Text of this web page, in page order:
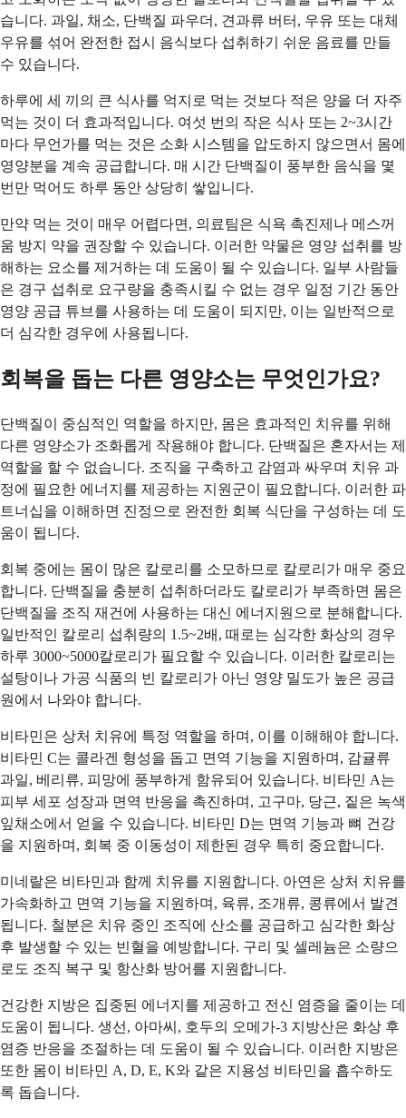
습니다. 과일, 채소, 단백질 파우더, 견과류 버터, 우유 또는 대체
우유를 섞어 완전한 접시 음식보다 섭취하기 쉬운 음료를 만들
수 있습니다.
하루에 세 끼의 큰 식사를 억지로 먹는 것보다 적은 양을 더 자주
먹는 것이 더 효과적입니다. 여섯 번의 작은 식사 또는 2~3시간
마다 무언가를 먹는 것은 소화 시스템을 압도하지 않으면서 몸에
영양분을 계속 공급합니다. 매 시간 단백질이 풍부한 음식을 몇
번만 먹어도 하루 동안 상당히 쌓입니다.
만약 먹는 것이 매우 어렵다면, 의료팀은 식욕 촉진제나 메스꺼
움 방지 약을 권장할 수 있습니다. 이러한 약물은 영양 섭취를 방
해하는 요소를 제거하는 데 도움이 될 수 있습니다. 일부 사람들
은 경구 섭취로 요구량을 충족시킬 수 없는 경우 일정 기간 동안
영양 공급 튜브를 사용하는 데 도움이 되지만, 이는 일반적으로
더 심각한 경우에 사용됩니다.
회복을 돕는 다른 영양소는 무엇인가요?
단백질이 중심적인 역할을 하지만, 몸은 효과적인 치유를 위해
다른 영양소가 조화롭게 작용해야 합니다. 단백질은 혼자서는 제
역할을 할 수 없습니다. 조직을 구축하고 감염과 싸우며 치유 과
정에 필요한 에너지를 제공하는 지원군이 필요합니다. 이러한 파
트너십을 이해하면 진정으로 완전한 회복 식단을 구성하는 데 도
움이 됩니다.
회복 중에는 몸이 많은 칼로리를 소모하므로 칼로리가 매우 중요
합니다. 단백질을 충분히 섭취하더라도 칼로리가 부족하면 몸은
단백질을 조직 재건에 사용하는 대신 에너지원으로 분해합니다.
일반적인 칼로리 섭취량의 1.5~2배, 때로는 심각한 화상의 경우
하루 3000~5000칼로리가 필요할 수 있습니다. 이러한 칼로리는
설탕이나 가공 식품의 빈 칼로리가 아닌 영양 밀도가 높은 공급
원에서 나와야 합니다.
비타민은 상처 치유에 특정 역할을 하며, 이를 이해해야 합니다.
비타민 C는 콜라겐 형성을 돕고 면역 기능을 지원하며, 감귤류
과일, 베리류, 피망에 풍부하게 함유되어 있습니다. 비타민 A는
피부 세포 성장과 면역 반응을 촉진하며, 고구마, 당근, 짙은 녹색
잎채소에서 얻을 수 있습니다. 비타민 D는 면역 기능과 뼈 건강
을 지원하며, 회복 중 이동성이 제한된 경우 특히 중요합니다.
미네랄은 비타민과 함께 치유를 지원합니다. 아연은 상처 치유를
가속화하고 면역 기능을 지원하며, 육류, 조개류, 콩류에서 발견
됩니다. 철분은 치유 중인 조직에 산소를 공급하고 심각한 화상
후 발생할 수 있는 빈혈을 예방합니다. 구리 및 셀레늄은 소량으
로도 조직 복구 및 항산화 방어를 지원합니다.
건강한 지방은 집중된 에너지를 제공하고 전신 염증을 줄이는 데
도움이 됩니다. 생선, 아마씨, 호두의 오메가-3 지방산은 화상 후
염증 반응을 조절하는 데 도움이 될 수 있습니다. 이러한 지방은
또한 몸이 비타민 A, D, E, K와 같은 지용성 비타민을 흡수하도
록 돕습니다.